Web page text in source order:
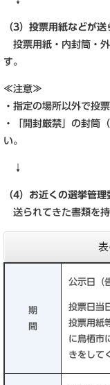
（3）投票用紙などが
投票用紙・内封筒・
す。
≪注意≫
・指定の場所以外で投
・「開封厳禁」の封筒
い。
↓
（4）お近くの選挙管
送られてきた書類を持
期
間
公示日（
投票日当
投票用紙
に鳥栖市
きをして